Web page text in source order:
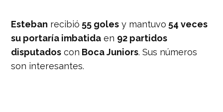
Esteban recibió 55 goles y mantuvo 54 veces
su portaría imbatida en 92 partidos
disputados con Boca Juniors. Sus números
son interesantes.